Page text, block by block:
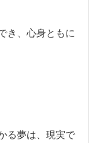
き、心身ともに
る夢は、現実で